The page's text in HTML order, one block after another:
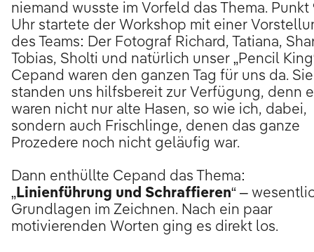
niemand wusste im Vorfeld das Thema. Punkt
Uhr startete der Workshop mit einer
des Teams: Der Fotograf Richard, Tatiana,
Tobias, Sholti und natürlich unser „Pencil
Cepand waren den ganzen Tag für uns da.
standen uns hilfsbereit zur Verfügung, denn
waren nicht nur alte Hasen, so wie ich, dabei,
sondern auch Frischlinge, denen das ganze
Prozedere noch nicht geläufig war.
Dann enthüllte Cepand das Thema:
„Linienführung und Schraffieren“ –
Grundlagen im Zeichnen. Nach ein paar
motivierenden Worten ging es direkt los.